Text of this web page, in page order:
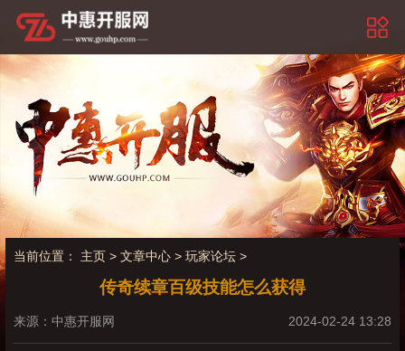
当前位置： 主页> 文章中心> 玩家论坛>
传奇续章百级技能怎么获得
来源：中惠开服网 2024-02-24 13:28